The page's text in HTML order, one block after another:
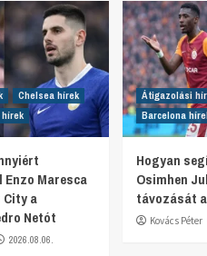
Chelsea hírek
Maresca
City a
Netót
2026.08.06.
Átigazolási
Barcelona
Hogyan
Osimhen
távozását
Kovács Péter